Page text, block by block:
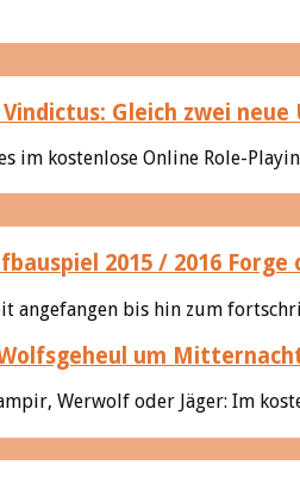
Vindictus: Gleich zwei
im kostenlose Online Role-
Forge
angefangen bis hin zum
um
Werwolf oder Jäger: Im